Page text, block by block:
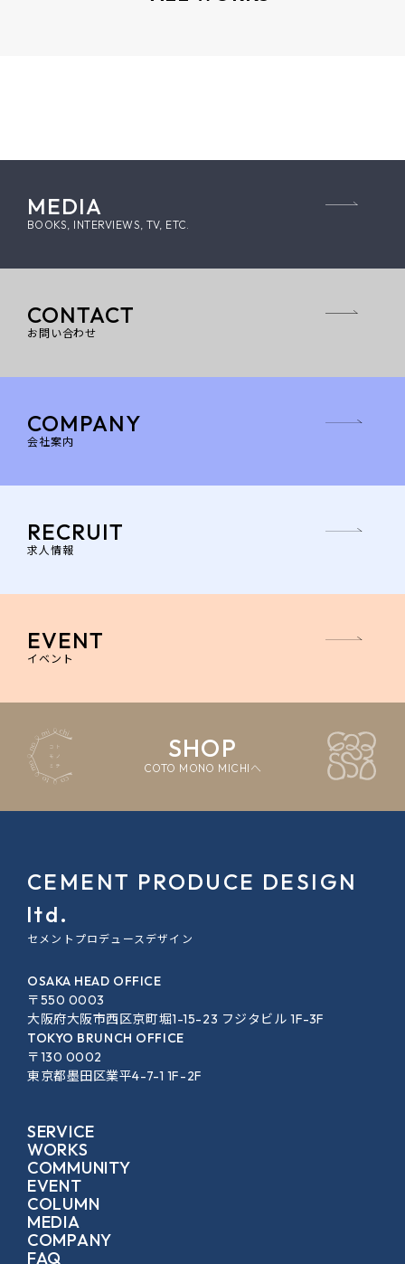
MEDIA
BOOKS, INTERVIEWS, TV, ETC.
CONTACT
お問い合わせ
COMPANY
会社案内
RECRUIT
求人情報
EVENT
イベント
SHOP
COTO MONO MICHIへ
セメントプロデュースデザイン
CEMENT PRODUCE DESIGN
ltd.
OSAKA HEAD OFFICE
〒550 0003
大阪府大阪市西区京町堀1-15-23 フジタビル 1F-3F
TOKYO BRUNCH OFFICE
〒130 0002
東京都墨田区業平4-7-1 1F-2F
SERVICE
WORKS
COMMUNITY
EVENT
COLUMN
MEDIA
COMPANY
FAQ